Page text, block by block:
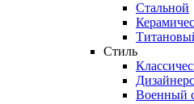
Стальной
Стиль
Военный